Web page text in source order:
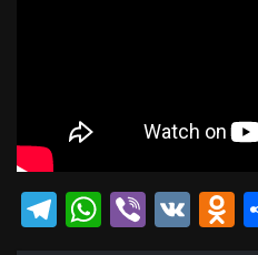
Telegram
Viber
VK